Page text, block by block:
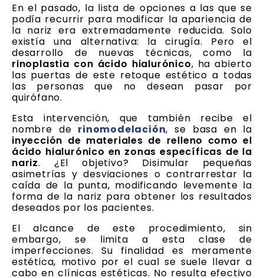
En el pasado, la lista de opciones a las que se
podía recurrir para modificar la apariencia de
la nariz era extremadamente reducida. Solo
existía una alternativa: la cirugía. Pero el
desarrollo de nuevas técnicas, como la
rinoplastia con ácido hialurónico, ha abierto
las puertas de este retoque estético a todas
las personas que no desean pasar por
quirófano.
Esta intervención, que también recibe el
nombre de rinomodelación, se basa en la
inyección de materiales de relleno como el
ácido hialurónico en zonas específicas de la
nariz. ¿El objetivo? Disimular pequeñas
asimetrías y desviaciones o contrarrestar la
caída de la punta, modificando levemente la
forma de la nariz para obtener los resultados
deseados por los pacientes.
El alcance de este procedimiento, sin
embargo, se limita a esta clase de
imperfecciones. Su finalidad es meramente
estética, motivo por el cual se suele llevar a
cabo en clínicas estéticas. No resulta efectivo